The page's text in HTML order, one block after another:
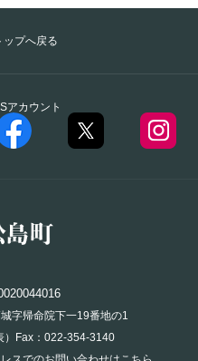
アカウント
ップへ戻る
字帰命院下一19番地の1
）Fax：022-354-3140